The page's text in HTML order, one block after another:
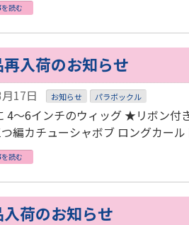
読む
再入荷のお知らせ
17日 お知らせ パラボックル
4～6インチのウィッグ ★リボン付
編カチューシャボブ ロングカー
読む
入荷のお知らせ